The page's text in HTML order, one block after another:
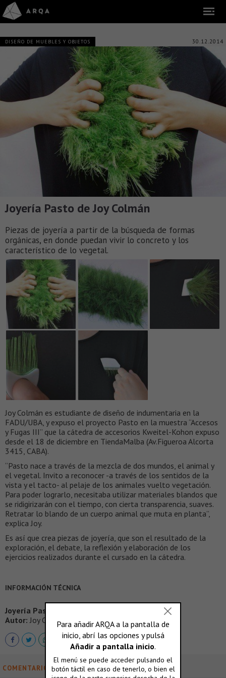
DISEÑO DE MUEBLES Y OBJETOS 30.12.2014
Joyería Pasto de Joy Colmán
Piezas de joyería a partir de la búsqueda de formas
orgánicas, en donde puedan vivir lo concreto y los
característico de lo vegetal.
Joy Colmán es estudiante de diseño de indumentaria en la
FADU/UBA, y expuso el proyecto Pasto en la muestra “Accesos
y Fugas III” que la cátedra de accesorios Kweitel-Kohon expuso
desde el 18 de diciembre en TiendaMalba (Av.Figueroa Alcorta
3415, CABA).
“Pasto nace a través de la mezcla de dos mundos, el animal y
el vegetal. Invito a reconocer -a través de los sentidos de la
vista y el tacto- al pelaje de los animales vuelto vegetación.
Para poder lograrlo, necesitaba utilizar materiales blandos que
se ridigirizarán con el tiempo, con cierta transparencia, suaves.
Retratar lo blando de un cuerpo animal que muta en planta”,
explica Joy.
Es así que crea piezas de joyería, que son el resultado de la
exploración, el debate, la reflexión y elaboración de los
ejercicios realizados durante el cursado en la cátedra.
INFORMACIÓN TÉCNICA
Joyería Pasto
Autor: Joy Colmán
COMENTARIOS